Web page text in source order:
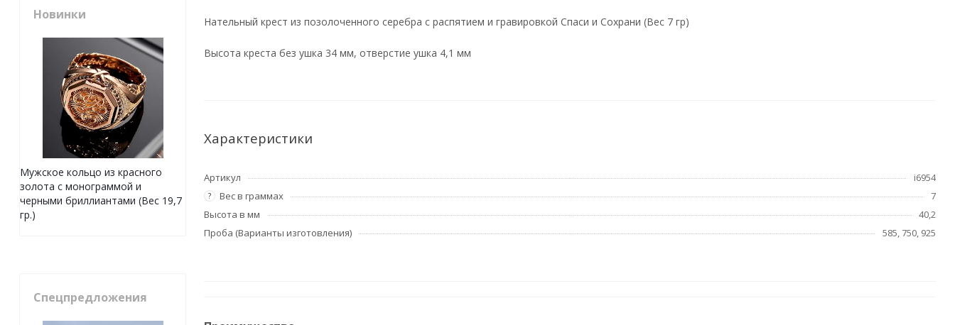
Нательный крест из позолоченного серебра с распятием и гравировкой Спаси и Сохрани (Вес 7 гр)
Высота креста без ушка 34 мм, отверстие ушка 4,1 мм
Характеристики
Артикул i6954
? Вес в граммах
7
Высота в мм
40,2
Проба (Варианты изготовления)
585, 750, 925
Новинки
Мужское кольцо из красного
золота с монограммой и
черными бриллиантами (Вес 19,7
гр.)
Спецпредложения